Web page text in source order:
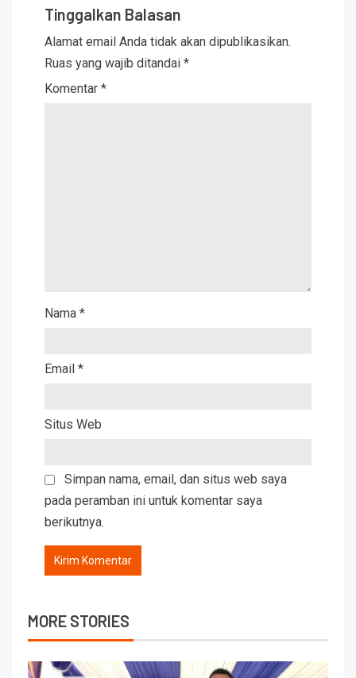
Tinggalkan Balasan
Alamat email Anda tidak akan dipublikasikan.
Ruas yang wajib ditandai *
Komentar *
Nama *
Email *
Situs Web
Simpan nama, email, dan situs web saya
pada peramban ini untuk komentar saya
berikutnya.
MORE STORIES